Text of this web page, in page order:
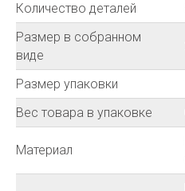
Количество деталей
Размер в собранном
виде
Размер упаковки
Вес товара в упаковке
Материал